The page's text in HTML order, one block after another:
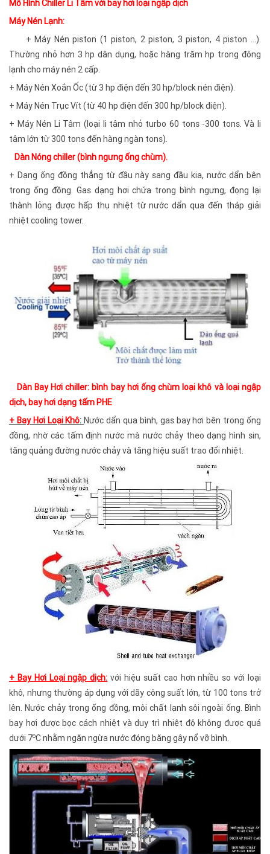
Mô Hình Chiller Li Tâm với bay hơi loại ngập dịch
Máy Nén Lạnh:
+ Máy Nén piston (1 piston, 2 piston, 3 piston, 4 piston …).
Thường nhỏ hơn 3 hp dân dụng, hoặc hàng trăm hp trong đông
lạnh cho máy nén 2 cấp.
+ Máy Nén Xoắn Ốc (từ 3 hp điện đến 30 hp/block nén điện).
+ Máy Nén Trục Vít (từ 40 hp điện đến 300 hp/block điện).
+ Máy Nén Li Tâm (loại li tâm nhỏ turbo 60 tons -300 tons. Và li
tâm lớn từ 300 tons đến hàng ngàn tons).
Dàn Nóng chiller(bình ngưng ống chùm).
+ Dạng ống đồng thẳng từ đầu này sang đầu kia, nước dẩn bên
trong ống đồng. Gas dạng hơi chứa trong bình ngưng, đọng lại
thành lỏng được hấp thụ nhiệt từ nước dẩn qua đến tháp giải
nhiệt cooling tower.
Dàn Bay Hơi chiller: bình bay hơi ống chùm loại khô và loại ngập
dịch, bay hơi dạng tấm PHE
+ Bay Hơi Loại Khô: Nước dẩn qua bình, gas bay hơi bên trong ống
đồng, nhờ các tấm định nước mà nước chảy theo dạng hình sin,
tăng quảng đường nước chảy và tăng hiệu suất trao đổi nhiệt.
+ Bay Hơi Loại ngập dịch: với hiệu suất cao hơn nhiều so với loại
khô, nhưng thường áp dụng với dãy công suất lớn, từ 100 tons trở
lên. Nước chảy trong ống đồng, môi chất lạnh sôi ngoài ống. Bình
bay hơi được bọc cách nhiệt và duy trì nhiệt độ không được quá
dưới 7oC nhằm ngăn ngừa nước đóng băng gây nổ vỡ bình.